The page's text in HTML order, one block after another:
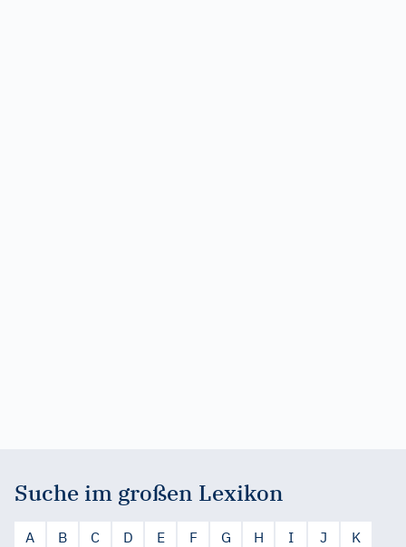
Suche im großen Lexikon
A B C D E F G H I J
K